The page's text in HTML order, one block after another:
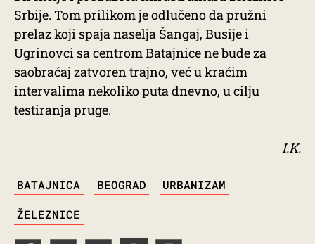
Srbije. Tom prilikom je odlučeno da pružni
prelaz koji spaja naselja Šangaj, Busije i
Ugrinovci sa centrom Batajnice ne bude za
saobraćaj zatvoren trajno, već u kraćim
intervalima nekoliko puta dnevno, u cilju
testiranja pruge.
I.K.
BATAJNICA BEOGRAD URBANIZAM
ŽELEZNICE